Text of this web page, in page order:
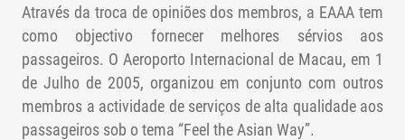
Através da troca de opiniões dos membros, a EAAA tem
como objectivo fornecer melhores sérvios aos
passageiros. O Aeroporto Internacional de Macau, em 1
de Julho de 2005, organizou em conjunto com outros
membros a actividade de serviços de alta qualidade aos
passageiros sob o tema “Feel the Asian Way”.